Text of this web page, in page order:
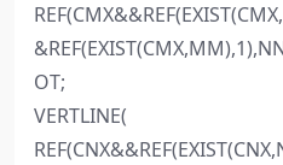
OT;
VERTLINE(